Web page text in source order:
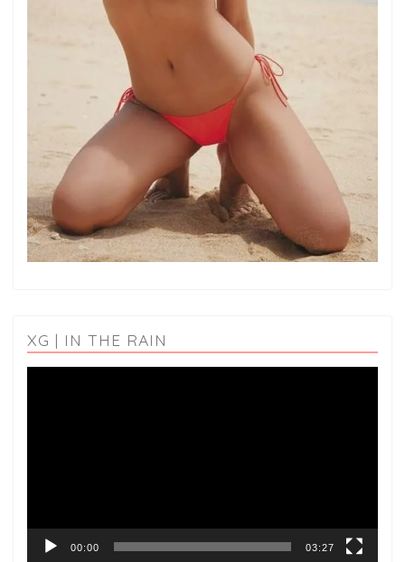
XG | IN THE RAIN
00:00 03:27